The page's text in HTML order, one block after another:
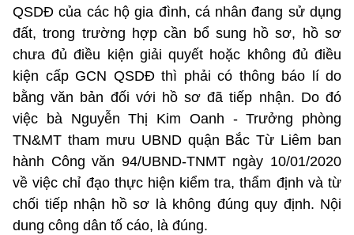
QSDĐ của các hộ gia đình, cá nhân đang sử dụng
đất, trong trường hợp cần bổ sung hồ sơ, hồ sơ
chưa đủ điều kiện giải quyết hoặc không đủ điều
kiện cấp GCN QSDĐ thì phải có thông báo lí do
bằng văn bản đối với hồ sơ đã tiếp nhận. Do đó
việc bà Nguyễn Thị Kim Oanh - Trưởng phòng
TN&MT tham mưu UBND quận Bắc Từ Liêm ban
hành Công văn 94/UBND-TNMT ngày 10/01/2020
về việc chỉ đạo thực hiện kiểm tra, thẩm định và từ
chối tiếp nhận hồ sơ là không đúng quy định. Nội
dung công dân tố cáo, là đúng.